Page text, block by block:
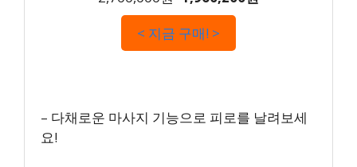
< 지금 구매! >
– 다채로운 마사지 기능으로 피로를 날려보세
요!